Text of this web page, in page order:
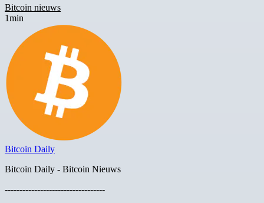
Bitcoin nieuws
1min
Bitcoin Daily
Bitcoin Daily - Bitcoin Nieuws
----------------------------------